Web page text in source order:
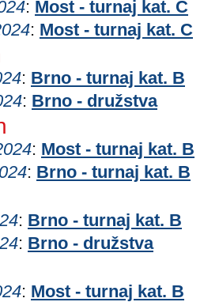
: Most - turnaj kat. C
: Most - turnaj kat. C
: Brno - turnaj kat. B
: Brno - družstva
: Most - turnaj kat. B
: Brno - turnaj kat. B
: Brno - turnaj kat. B
: Brno - družstva
: Most - turnaj kat. B